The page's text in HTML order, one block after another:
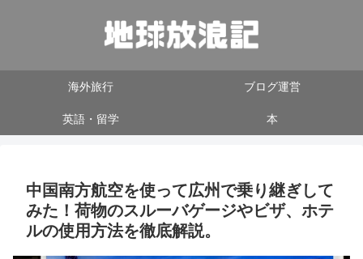
海外旅行 ブログ運営
英語・留学 本
中国南方航空を使って広州で乗り継ぎして
みた！荷物のスルーバゲージやビザ、ホテ
ルの使用方法を徹底解説。